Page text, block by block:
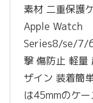
素材 二重保護
Apple Watch
Series8/se/7/
撃 傷防止 軽量
ザイン 装着簡
は45mmのケ